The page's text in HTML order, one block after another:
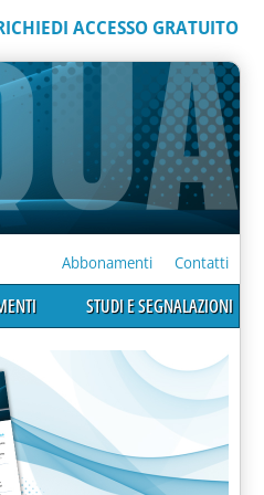
ACCESSO GRATUITO
Abbonamenti Contatti
STUDI E SEGNALAZIONI